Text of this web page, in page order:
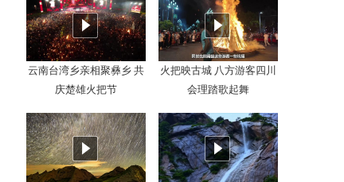
云南台湾乡亲相聚彝乡 共
庆楚雄火把节
火把映古城 八方游客四川
会理踏歌起舞